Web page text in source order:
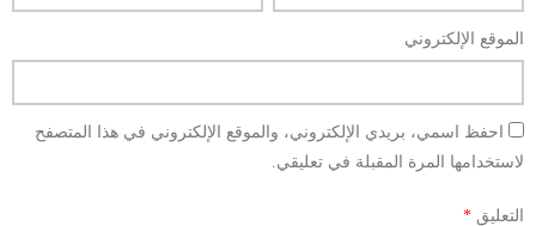
الموقع الإلكتروني
احفظ اسمي، بريدي الإلكتروني، والموقع الإلكتروني في هذا المتصفح
لاستخدامها المرة المقبلة في تعليقي.
التعليق *